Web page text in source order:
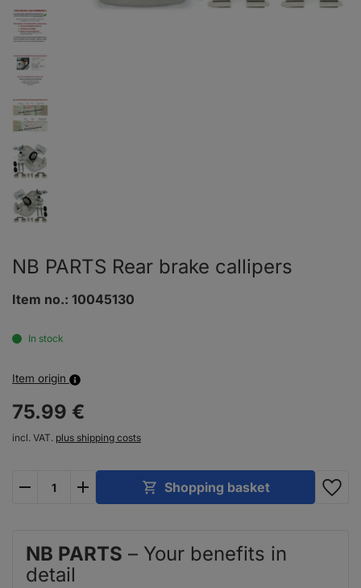
NB PARTS Rear brake callipers
Item no.: 10045130
In stock
Item origin
75.99 €
incl. VAT. plus shipping costs
Shopping basket
NB PARTS – Your benefits in
detail